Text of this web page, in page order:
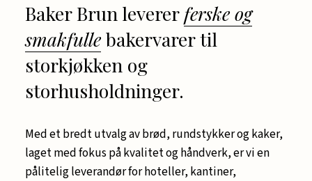
Baker Brun levererferske og
smakfullebakervarer til
storkjøkken og
storhusholdninger.
Med et bredt utvalg av brød, rundstykker og kaker,
laget med fokus på kvalitet og håndverk, er vi en
pålitelig leverandør for hoteller, kantiner,